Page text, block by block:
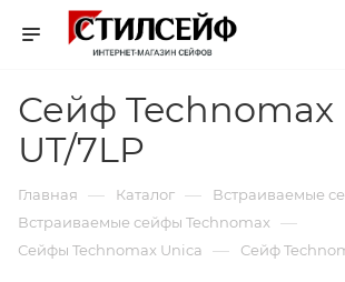
Сейф Technomax
UT/7LP
Главная — Каталог — Встраиваемые
Встраиваемые сейфы Technomax —
Сейфы Technomax Unica — Сейф